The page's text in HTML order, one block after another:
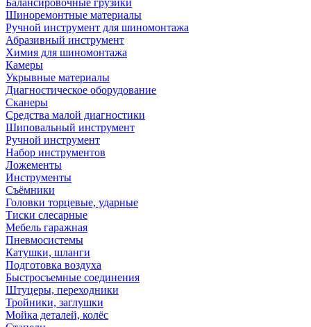
Балансировочные грузики
Шиноремонтные материалы
Ручной инструмент для шиномонтажа
Абразивный инструмент
Химия для шиномонтажа
Камеры
Укрывные материалы
Диагностическое оборудование
Сканеры
Средства малой диагностики
Шиповальный инструмент
Ручной инструмент
Набор инструментов
Ложементы
Инструменты
Съёмники
Головки торцевые, ударные
Тиски слесарные
Мебель гаражная
Пневмосистемы
Катушки, шланги
Подготовка воздуха
Быстросъемные соединения
Штуцеры, переходники
Тройники, заглушки
Мойка деталей, колёс